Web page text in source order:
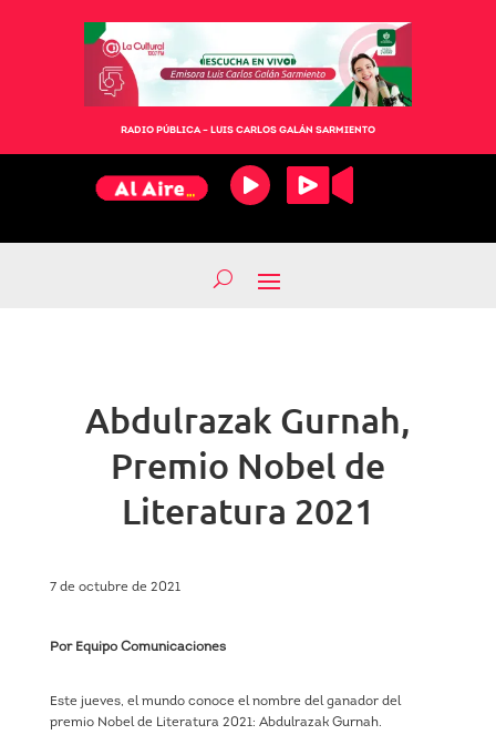
RADIO PÚBLICA – LUIS CARLOS GALÁN SARMIENTO
Abdulrazak Gurnah,
Premio Nobel de
Literatura 2021
7 de octubre de 2021
Por Equipo Comunicaciones
Este jueves, el mundo conoce el nombre del ganador del
premio Nobel de Literatura 2021: Abdulrazak Gurnah.